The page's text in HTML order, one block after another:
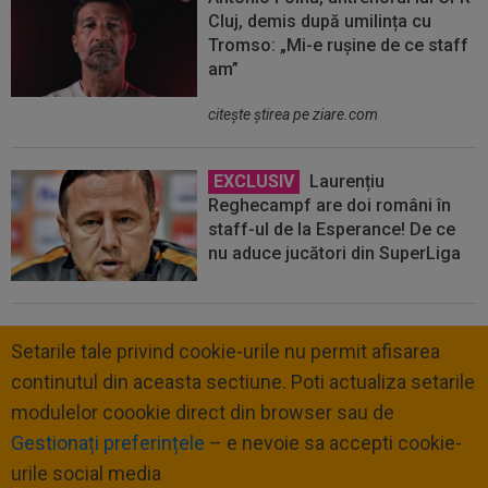
Cluj, demis după umilința cu
Tromso: „Mi-e rușine de ce staff
am”
citeşte ştirea pe ziare.com
EXCLUSIV
Laurențiu
Reghecampf are doi români în
staff-ul de la Esperance! De ce
nu aduce jucători din SuperLiga
Setarile tale privind cookie-urile nu permit afisarea
continutul din aceasta sectiune. Poti actualiza setarile
modulelor coookie direct din browser sau de
Gestionați preferințele – e nevoie sa accepti cookie-
urile social media